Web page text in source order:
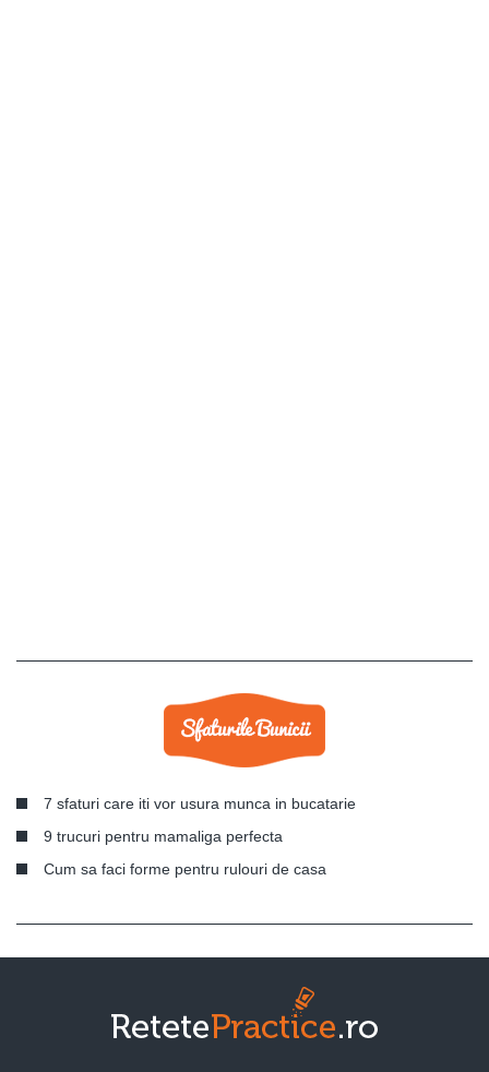
7 sfaturi care iti vor usura munca in bucatarie
9 trucuri pentru mamaliga perfecta
Cum sa faci forme pentru rulouri de casa